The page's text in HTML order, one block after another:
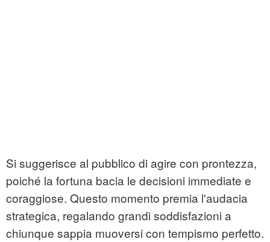
Si suggerisce al pubblico di agire con prontezza,
poiché la fortuna bacia le decisioni immediate e
coraggiose. Questo momento premia l'audacia
strategica, regalando grandi soddisfazioni a
chiunque sappia muoversi con tempismo perfetto.